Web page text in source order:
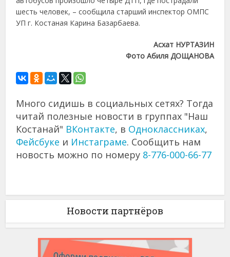
шесть человек, – сообщила старший инспектор ОМПС
УП г. Костаная Карина Базарбаева.
Асхат НУРТАЗИН
Фото Абиля ДОЩАНОВА
Много сидишь в социальных сетях? Тогда
читай полезные новости в группах "Наш
Костанай" ВКонтакте, в Одноклассниках,
Фейсбуке и Инстаграме. Сообщить нам
новость можно по номеру 8-776-000-66-77
Новости партнёров